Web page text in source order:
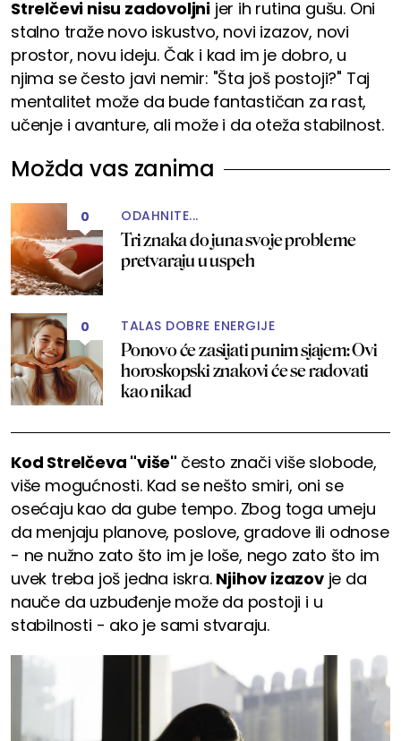
Strelčevi nisu zadovoljni jer ih rutina gušu. Oni
stalno traže novo iskustvo, novi izazov, novi
prostor, novu ideju. Čak i kad im je dobro, u
njima se često javi nemir: "Šta još postoji?" Taj
mentalitet može da bude fantastičan za rast,
učenje i avanture, ali može i da oteža stabilnost.
Možda vas zanima
0 ODAHNITE...
Tri znaka do juna svoje probleme
pretvaraju u uspeh
0 TALAS DOBRE ENERGIJE
Ponovo će zasijati punim sjajem: Ovi
horoskopski znakovi će se radovati
kao nikad
Kod Strelčeva "više" često znači više slobode,
više mogućnosti. Kad se nešto smiri, oni se
osećaju kao da gube tempo. Zbog toga umeju
da menjaju planove, poslove, gradove ili odnose
- ne nužno zato što im je loše, nego zato što im
uvek treba još jedna iskra. Njihov izazovje da
nauče da uzbuđenje može da postoji i u
stabilnosti - ako je sami stvaraju.